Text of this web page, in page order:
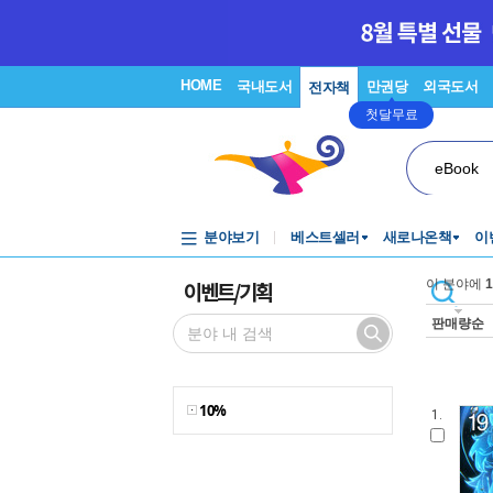
HOME 국내도서 전자책 만권당
첫달무료
외국도서
eBook
분야보기 베스트셀러 새로나온책 이
이벤트/기획
10%
이 분야에
판매량순
1.